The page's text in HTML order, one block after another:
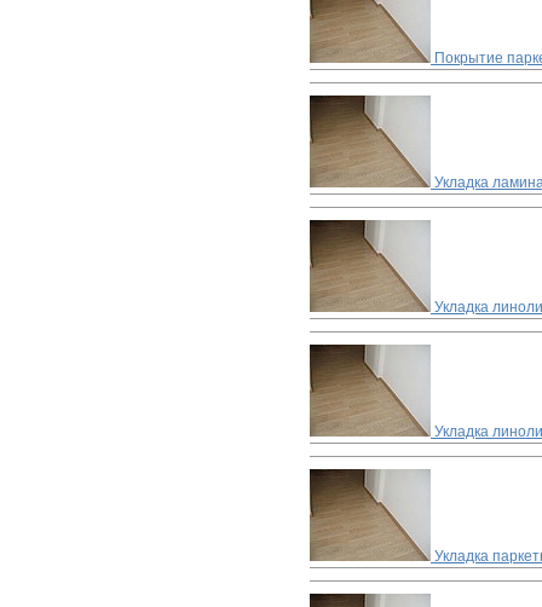
Покрытие
Укладка
Укладка
Укладка
Укладка